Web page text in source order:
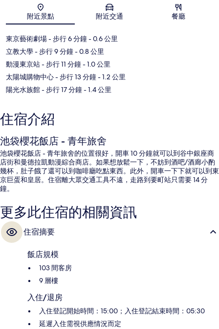
地圖
附近景點 附近交通 餐廳
東京藝術劇場- 步行 6 分鐘- 0.6 公里
立教大學- 步行 9 分鐘- 0.8 公里
動漫東京站- 步行 11 分鐘- 1.0 公里
太陽城購物中心- 步行 13 分鐘- 1.2 公里
陽光水族館- 步行 17 分鐘- 1.4 公里
住宿介紹
池袋櫻花飯店 - 青年旅舍
池袋櫻花飯店 - 青年旅舍的位置很好，開車 10 分鐘就可以到谷中銀座商
店街和曼德拉凱動漫綜合商店。如果想放鬆一下，不妨到酒吧/酒廊小酌
幾杯，肚子餓了還可以到咖啡廳吃點東西。此外，開車一下下就可以到東
京巨蛋和皇居。住宿離大眾交通工具不遠，走路到要町站只需要 14 分
鐘。
更多此住宿的相關資訊
住宿摘要
飯店規模
103 間客房
9 層樓
入住/退房
入住登記開始時間：15:00；入住登記結束時間：05:30
延遲入住需視供應情況而定